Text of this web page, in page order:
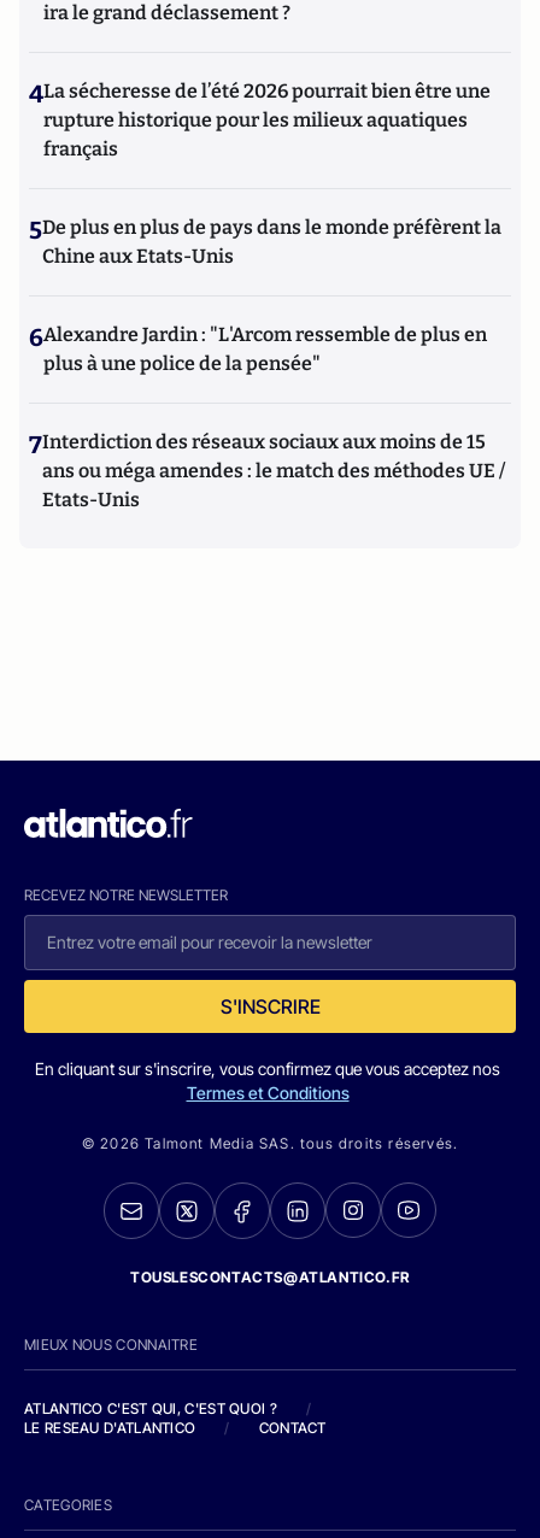
ira le grand déclassement ?
4La sécheresse de l’été 2026 pourrait bien être une
rupture historique pour les milieux aquatiques
français
5De plus en plus de pays dans le monde préfèrent la
Chine aux Etats-Unis
6Alexandre Jardin : "L'Arcom ressemble de plus en
plus à une police de la pensée"
7Interdiction des réseaux sociaux aux moins de 15
ans ou méga amendes : le match des méthodes UE /
Etats-Unis
RECEVEZ NOTRE NEWSLETTER
S'INSCRIRE
En cliquant sur s'inscrire, vous confirmez que vous acceptez nos
Termes et Conditions
© 2026 Talmont Media SAS. tous droits réservés.
TOUSLESCONTACTS@ATLANTICO.FR
MIEUX NOUS CONNAITRE
ATLANTICO C'EST QUI, C'EST QUOI ?
/
LE RESEAU D'ATLANTICO
/ CONTACT
CATEGORIES